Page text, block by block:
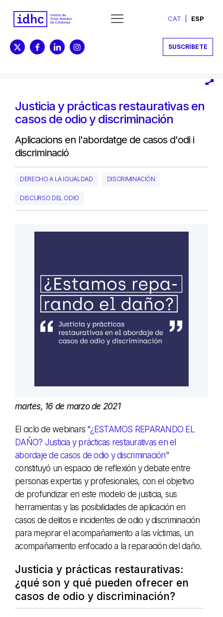
CAT ESP
SUSCRÍBETE
Justicia y prácticas restaurativas en
casos de odio y discriminación
Aplicacions en l'abordatge de casos d'odi i
discriminació
DERECHO A LA IGUALDAD DISCRIMINACIÓN
DISCURSO DEL ODIO
martes, 16 de marzo de 2021
El ciclo de webinars “¿ESTAMOS REPARANDO EL
DAÑO? Justicia y prácticas restaurativas en el
abordaje de casos de odio y discriminación”
constituyó un espacio de reflexión y debate entre
personas expertas y profesionales, con el objetivo
de profundizar en este modelo de justicia, sus
herramientas y las posibilidades de aplicación en
casos de delitos e incidentes de odio y discriminación
para mejorar el acompañamiento a las víctimas, un
acompañamiento enfocado a la reparación del daño.
Justicia y prácticas restaurativas:
¿qué son y qué pueden ofrecer en
casos de odio y discriminación?